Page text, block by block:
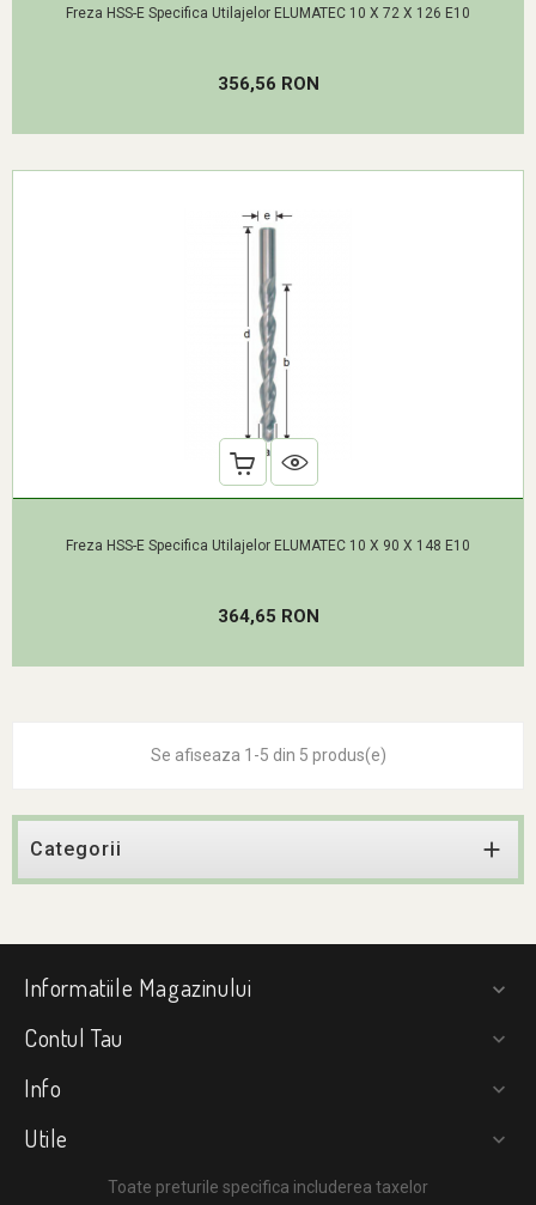
Freza HSS-E Specifica Utilajelor ELUMATEC 10 X 72 X 126 E10
356,56 RONPret
Freza HSS-E Specifica Utilajelor ELUMATEC 10 X 90 X 148 E10
364,65 RONPret
Se afiseaza 1-5 din 5 produs(e)
Categorii 
Informatiile Magazinului 
Contul Tau 
Info 
Utile 
Toate preturile specifica includerea taxelor